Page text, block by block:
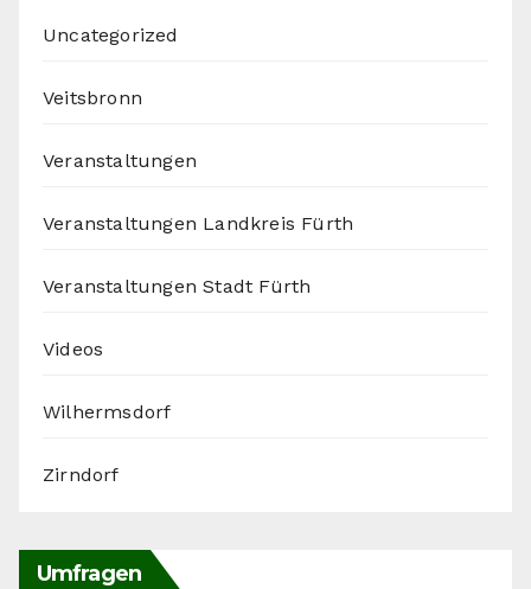
Uncategorized
Veitsbronn
Veranstaltungen
Veranstaltungen Landkreis Fürth
Veranstaltungen Stadt Fürth
Videos
Wilhermsdorf
Zirndorf
Umfragen